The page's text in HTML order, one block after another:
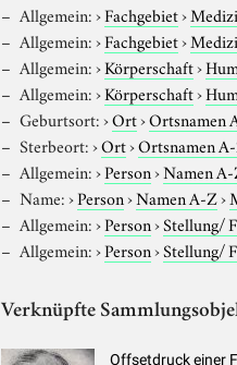
Allgemein:›Fachgebiet›
Allgemein:›Fachgebiet›
Allgemein:›Körperschaft›
Allgemein:›Körperschaft›
Geburtsort:›Ort›Ortsnamen
Sterbeort:›Ort›Ortsnamen
Allgemein:›Person›Namen
Name:›Person›Namen A-Z›
Allgemein:›Person›Stellung/
Allgemein:›Person›Stellung/
Verknüpfte
Offsetdruck einer